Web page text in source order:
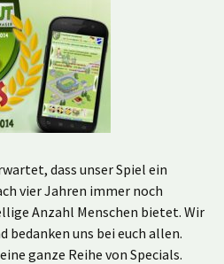
dass unser Spiel ein
vier Jahren immer noch
Anzahl Menschen bietet. Wir
uns bei euch allen.
ganze Reihe von Specials.